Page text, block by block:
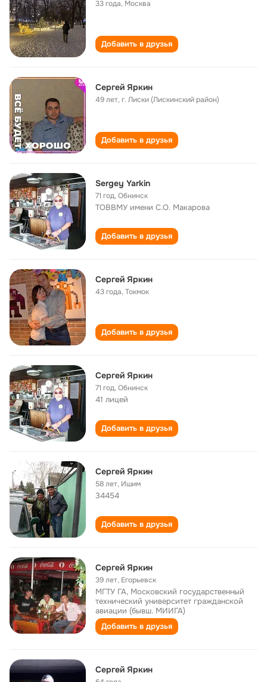
33 года, Москва
Добавить в друзья
Сергей Яркин
49 лет,г. Лиски (Лискинский район)
Добавить в друзья
Sergey Yarkin
71 год,Обнинск
ТОВВМУ имени С.О. Макарова
Добавить в друзья
Сергей Яркин
43 года,Токмок
Добавить в друзья
Сергей Яркин
71 год,Обнинск
41 лицей
Добавить в друзья
Сергей Яркин
58 лет, Ишим
34454
Добавить в друзья
Сергей Яркин
39 лет, Егорьевск
МГТУ ГА, Московский государственный
технический университет гражданской
авиации (бывш. МИИГА)
Добавить в друзья
Сергей Яркин